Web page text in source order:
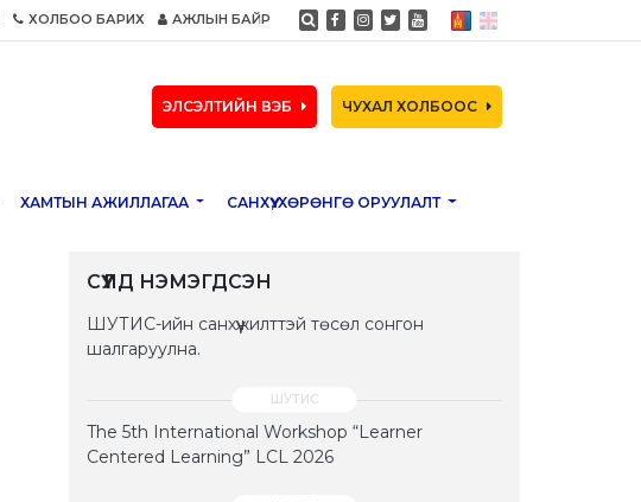
ХОЛБОО БАРИХ АЖЛЫН БАЙР
ЭЛСЭЛТИЙН ВЭБ ЧУХАЛ ХОЛБООС
ХАМТЫН АЖИЛЛАГАА САНХҮҮ, ХӨРӨНГӨ ОРУУЛАЛТ
СҮҮЛД НЭМЭГДСЭН
ШУТИС-ийн санхүүжилттэй төсөл сонгон
шалгаруулна.
The 5th International Workshop “Learner
Centered Learning” LCL 2026